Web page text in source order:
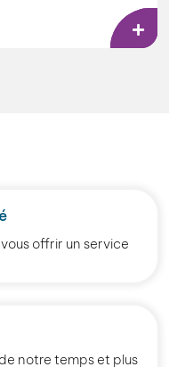
offrir un service
notre temps et plus